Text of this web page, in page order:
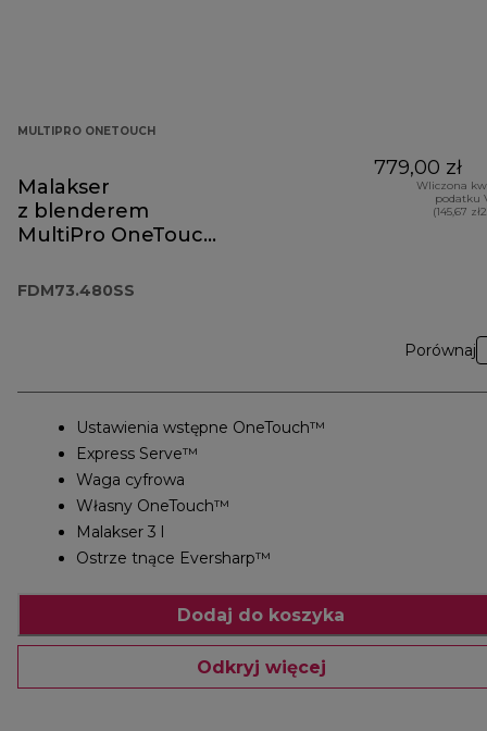
MULTIPRO ONETOUCH
Malakser
z blenderem
MultiPro OneTouch
FDM73.480SS
779,00 zł
Wliczona
podatku
(145,67
Porównaj
Ustawienia wstępne OneTouch™
Express Serve™
Waga cyfrowa
Własny OneTouch™
Malakser 3 l
Ostrze tnące Eversharp™
Dodaj do koszyka
Odkryj więcej